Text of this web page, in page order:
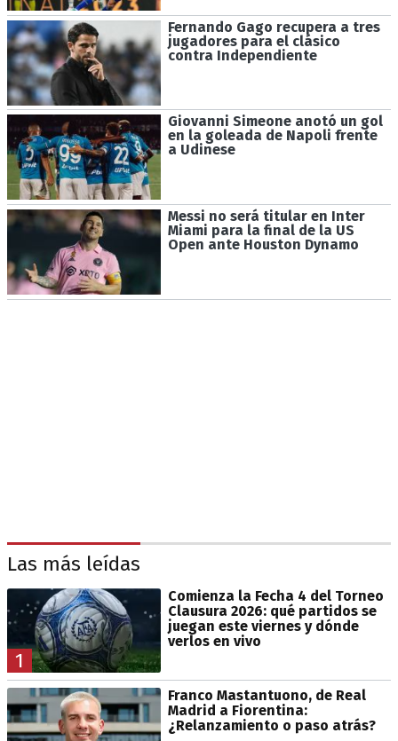
Fernando Gago recupera a tres
jugadores para el clásico
contra Independiente
Giovanni Simeone anotó un gol
en la goleada de Napoli frente
a Udinese
Messi no será titular en Inter
Miami para la final de la US
Open ante Houston Dynamo
Las más leídas
1
Comienza la Fecha 4 del Torneo
Clausura 2026: qué partidos se
juegan este viernes y dónde
verlos en vivo
Franco Mastantuono, de Real
Madrid a Fiorentina:
¿Relanzamiento o paso atrás?